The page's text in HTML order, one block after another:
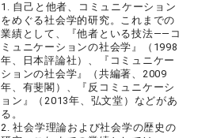
1. 自己と他者、コミュニケーション
をめぐる社会学的研究。これまでの
業績として、『他者といる技法――コ
ミュニケーションの社会学』（1998
年、日本評論社）、『コミュニケー
ションの社会学』（共編著、2009
年、有斐閣）、『反コミュニケーシ
ョン』（2013年、弘文堂）などがあ
る。
2. 社会学理論および社会学の歴史の